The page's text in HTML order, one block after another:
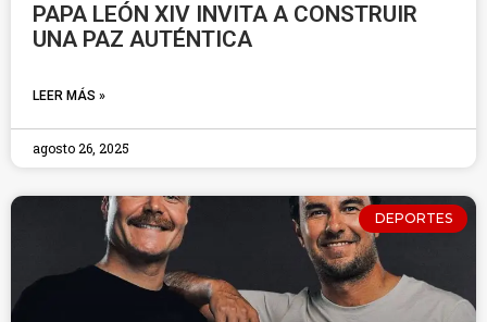
PAPA LEÓN XIV INVITA A CONSTRUIR
UNA PAZ AUTÉNTICA
LEER MÁS »
agosto 26, 2025
DEPORTES